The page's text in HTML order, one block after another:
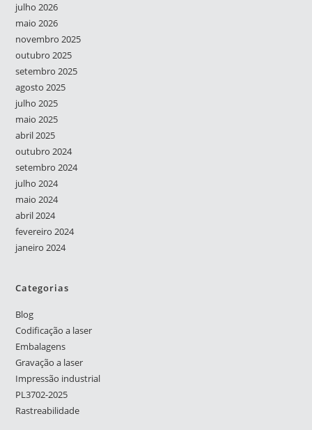
julho 2026
maio 2026
novembro 2025
outubro 2025
setembro 2025
agosto 2025
julho 2025
maio 2025
abril 2025
outubro 2024
setembro 2024
julho 2024
maio 2024
abril 2024
fevereiro 2024
janeiro 2024
Categorias
Blog
Codificação a laser
Embalagens
Gravação a laser
Impressão industrial
PL3702-2025
Rastreabilidade